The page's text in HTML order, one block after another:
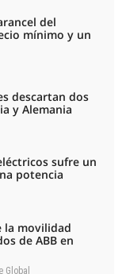
del
mínimo y un
descartan dos
y Alemania
sufre un
potencia
la movilidad
de ABB en
Global